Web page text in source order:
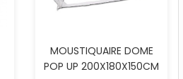
MOUSTIQUAIRE DOME
POP UP 200X180X150CM